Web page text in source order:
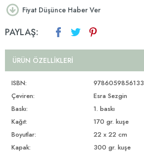
Fiyat Düşünce Haber Ver
PAYLAŞ:
ÜRÜN ÖZELLIKLERI
ISBN:
9786059856133
Çeviren:
Esra Sezgin
Baskı:
1. baskı
Kağıt:
170 gr. kuşe
Boyutlar:
22 x 22 cm
Kapak:
300 gr. kuşe